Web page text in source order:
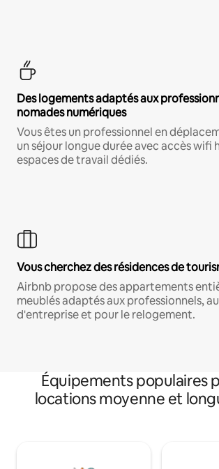
Des logements adaptés aux
nomades numériques
Vous êtes un professionnel en
un séjour longue durée avec accès wifi
espaces de travail dédiés.
Vous cherchez des résidences de
Airbnb propose des appartements
meublés adaptés aux professionnels,
d'entreprise et pour le relogement.
Équipements populaires
locations moyenne et